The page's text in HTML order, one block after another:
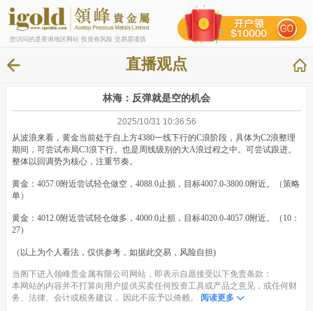
您访问的是香港地区网站 投资有风险 交易需谨慎
直播观点
林海：反弹就是空的机会
2025/10/31 10:36:56
从波浪来看，黄金当前处于自上方4380一线下行的C浪阶段，具体为C2浪整理
期间，可尝试布局C3浪下行。也是周线级别的大A浪过程之中。可尝试跟进。
整体以回调势为核心，注重节奏。
黄金：4057.0附近尝试轻仓做空，4088.0止损，目标4007.0-3800.0附近。（策略
单）
黄金：4012.0附近尝试轻仓做多，4000.0止损，目标4020.0-4057.0附近。（10：
27）
（以上为个人看法，仅供参考，如据此交易，风险自担)
当阁下进入领峰贵金属有限公司网站，即表示自愿接受以下免责条款：
本网站的内容并不打算向用户提供买卖任何投资工具或产品之意见，或任何财
务、法律、会计或税务建议， 因此不应予以倚赖。
阅读更多